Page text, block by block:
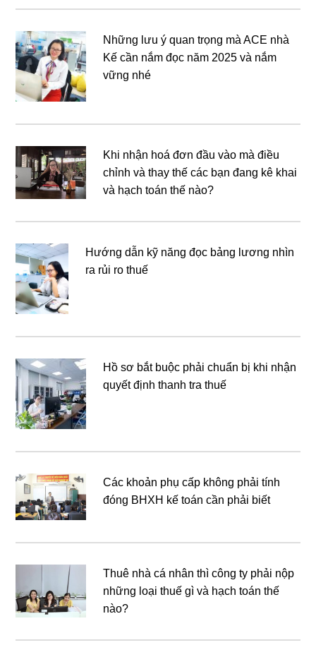
Những lưu ý quan trọng mà ACE nhà
Kế cần nắm đọc năm 2025 và nắm
vững nhé
Khi nhận hoá đơn đầu vào mà điều
chỉnh và thay thế các bạn đang kê khai
và hạch toán thế nào?
Hướng dẫn kỹ năng đọc bảng lương nhìn
ra rủi ro thuế
Hồ sơ bắt buộc phải chuẩn bị khi nhận
quyết định thanh tra thuế
Các khoản phụ cấp không phải tính
đóng BHXH kế toán cần phải biết
Thuê nhà cá nhân thì công ty phải nộp
những loại thuế gì và hạch toán thế
nào?